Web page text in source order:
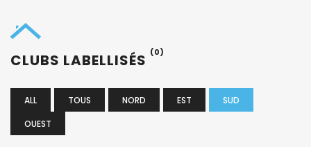
CLUBS LABELLISÉS (0)
ALL TOUS NORD EST
SUD
OUEST